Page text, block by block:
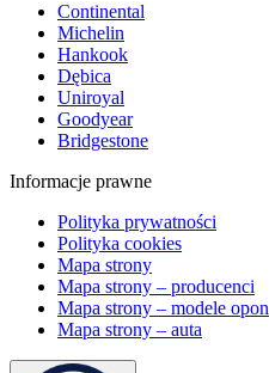
Continental
Michelin
Hankook
Dębica
Uniroyal
Goodyear
Bridgestone
Informacje prawne
Polityka prywatności
Polityka cookies
Mapa strony
Mapa strony – producenci
Mapa strony – modele opon
Mapa strony – auta